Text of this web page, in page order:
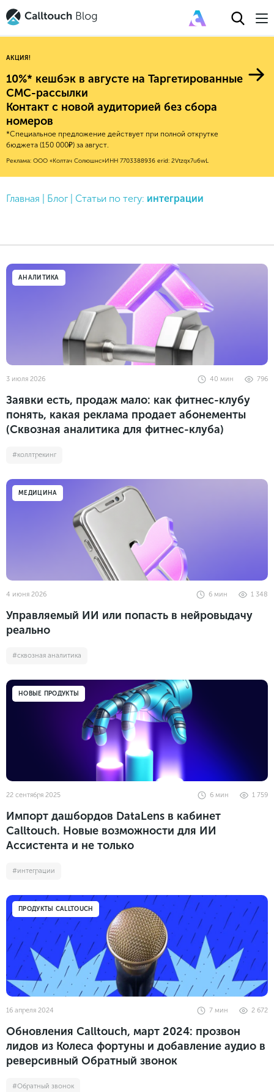
Авторитейл
Финансы
Е-коммерс
Недвижимость
Бьюти
Услуги
Фитнес
2025
2024
2022
2020
2019
2018
Новые продукты
Эксплейнеры
Обновления продуктов Calltouch
Обучение работы с инструментами
Индекс здоровья российского
бизнеса
Привлечение
Конверсия
Процессы и управление
Финансы и бухгалтерия
Законы и документы
Старт и идеи
Инструменты и сервисы
Продажи и маркетплейсы
Словарь маркетолога
Тесты
АКЦИЯ!
10%* кешбэк в августе на Таргетированные
СМС-рассылки
Контакт с новой аудиторией без сбора
номеров
*Специальное предложение действует при полной открутке
бюджета (150 000₽) за август.
Реклама: ООО «Колтач Солюшнс»ИНН 7703388936 erid: 2Vtzqx7u6wL
Главная Блог Статьи по тегу: интеграции
АНАЛИТИКА
3 июля 2026 796
40 мин
Заявки есть, продаж мало: как фитнес-клубу
понять, какая реклама продает абонементы
(Сквозная аналитика для фитнес-клуба)
#коллтрекинг
МЕДИЦИНА
4 июня 2026 1 348
6 мин
Управляемый ИИ или попасть в нейровыдачу
реально
#сквозная аналитика
НОВЫЕ ПРОДУКТЫ
22 сентября 2025 1 759
6 мин
Импорт дашбордов DataLens в кабинет
Calltouch. Новые возможности для ИИ
Ассистента и не только
#интеграции
ПРОДУКТЫ CALLTOUCH
16 апреля 2024 2 672
7 мин
Обновления Calltouch, март 2024: прозвон
лидов из Колеса фортуны и добавление аудио в
реверсивный Обратный звонок
#Обратный звонок